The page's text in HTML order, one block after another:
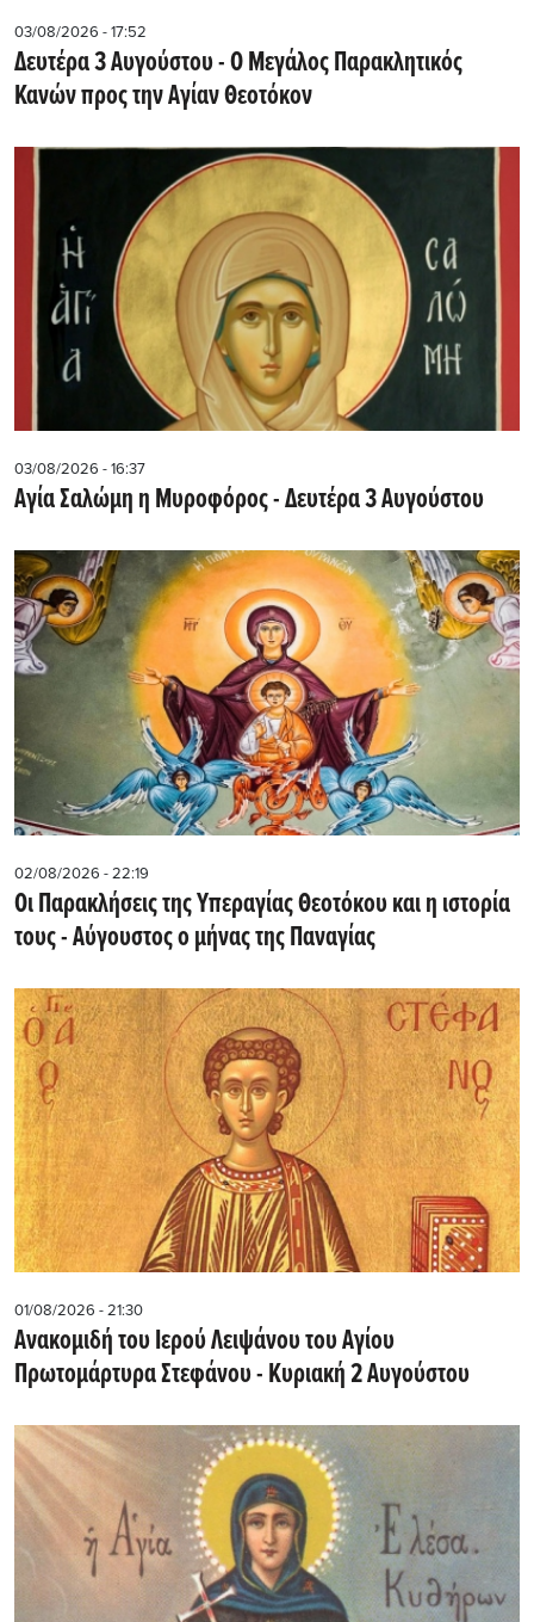
03/08/2026 - 17:52
Δευτέρα 3 Αυγούστου - Ο Μεγάλος Παρακλητικός
Κανών προς την Αγίαν Θεοτόκον
03/08/2026 - 16:37
Αγία Σαλώμη η Μυροφόρος - Δευτέρα 3 Αυγούστου
02/08/2026 - 22:19
Οι Παρακλήσεις της Υπεραγίας Θεοτόκου και η ιστορία
τους - Aύγουστος ο μήνας της Παναγίας
01/08/2026 - 21:30
Ανακομιδή του Ιερού Λειψάνου του Αγίου
Πρωτομάρτυρα Στεφάνου - Κυριακή 2 Αυγούστου